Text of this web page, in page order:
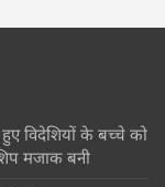
हुए विदेशियों के बच्चे को
मजाक बनी